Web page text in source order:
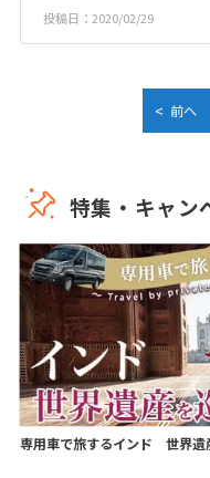
投稿日：2020/02/29
< 前へ
特集・キャン
専用車で旅するインド 世界遺
28
29
11
12 13
18
19 20
25
26 27
2028年7月
2
3 4